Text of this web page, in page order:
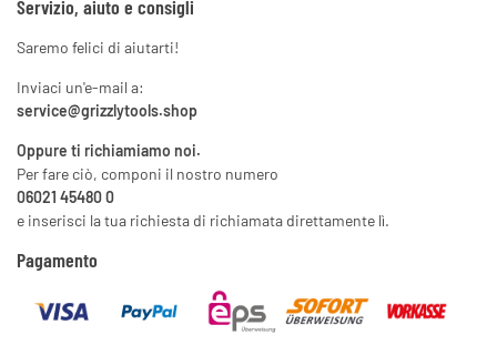
Servizio, aiuto e consigli
Saremo felici di aiutarti!
Inviaci un'e-mail a:
service@grizzlytools.shop
Oppure ti richiamiamo noi.
Per fare ciò, componi il nostro numero
06021 45480 0
e inserisci la tua richiesta di richiamata direttamente lì.
Pagamento